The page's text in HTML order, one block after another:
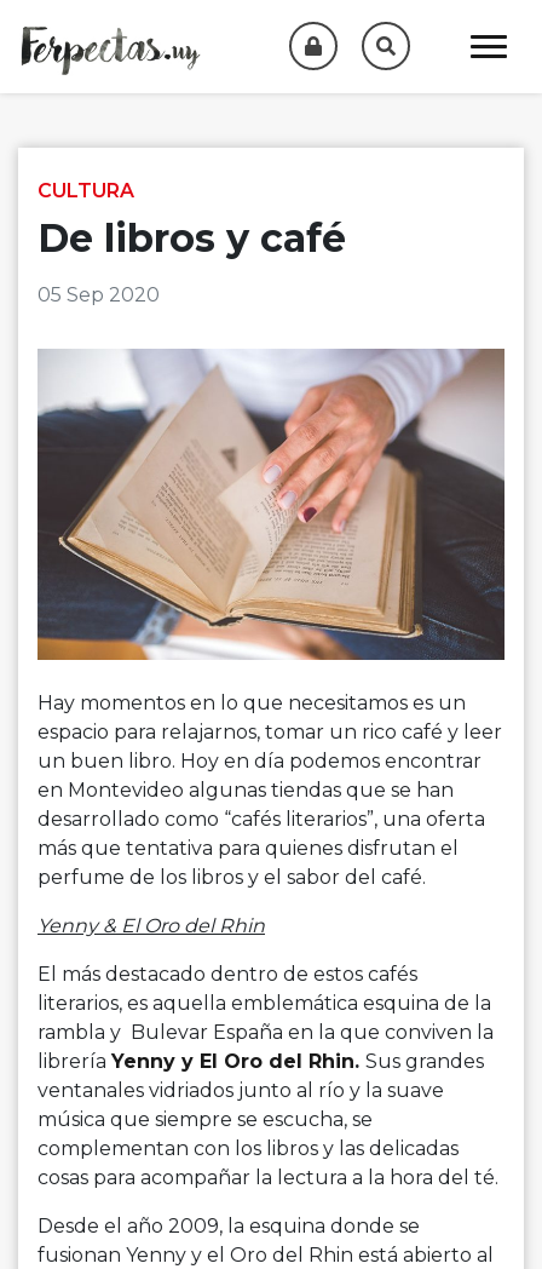
CULTURA
De libros y café
05 Sep 2020
Hay momentos en lo que necesitamos es un
espacio para relajarnos, tomar un rico café y leer
un buen libro. Hoy en día podemos encontrar
en Montevideo algunas tiendas que se han
desarrollado como “cafés literarios”, una oferta
más que tentativa para quienes disfrutan el
perfume de los libros y el sabor del café.
Yenny & El Oro del Rhin
El más destacado dentro de estos cafés
literarios, es aquella emblemática esquina de la
rambla y Bulevar España en la que conviven la
librería Yenny y El Oro del Rhin. Sus grandes
ventanales vidriados junto al río y la suave
música que siempre se escucha, se
complementan con los libros y las delicadas
cosas para acompañar la lectura a la hora del té.
Desde el año 2009, la esquina donde se
fusionan Yenny y el Oro del Rhin está abierto al